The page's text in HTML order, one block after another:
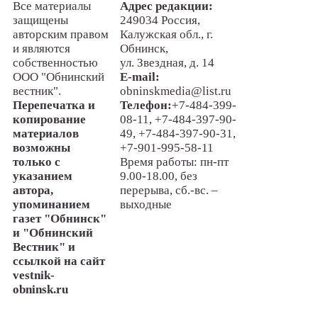
Все материалы
защищены
авторским правом
и являются
собственностью
ООО "Обнинский
вестник".
Перепечатка и
копирование
материалов
возможны
только с
указанием
автора,
упоминанием
газет "Обнинск"
и "Обнинский
Вестник" и
ссылкой на сайт
vestnik-
obninsk.ru
Адрес редакции:
249034 Россия,
Калужская обл., г.
Обнинск,
ул. Звездная, д. 14
E-mail:
obninskmedia@list.ru
Телефон:+7-484-399-
08-11, +7-484-397-90-
49, +7-484-397-90-31,
+7-901-995-58-11
Время работы: пн-пт
9.00-18.00, без
перерыва, сб.-вс. –
выходные